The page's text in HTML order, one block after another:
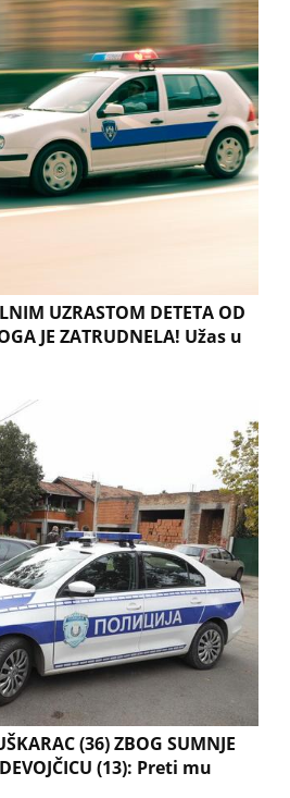
UZRASTOM DETETA OD
JE ZATRUDNELA! Užas u
(36) ZBOG SUMNJE
(13): Preti mu